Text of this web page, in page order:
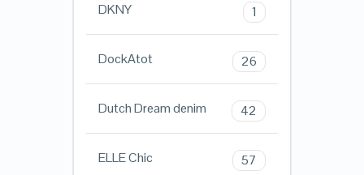
DKNY 1
DockAtot 26
Dutch Dream denim 42
ELLE Chic 57